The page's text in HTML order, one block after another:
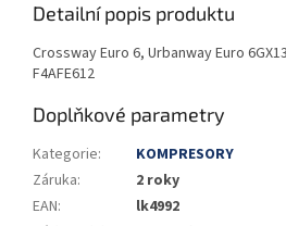
Detailní popis produktu
Crossway Euro 6, Urbanway Euro
F4AFE612
Doplňkové parametry
Kategorie:
KOMPRESORY
Záruka:
2 roky
EAN:
lk4992